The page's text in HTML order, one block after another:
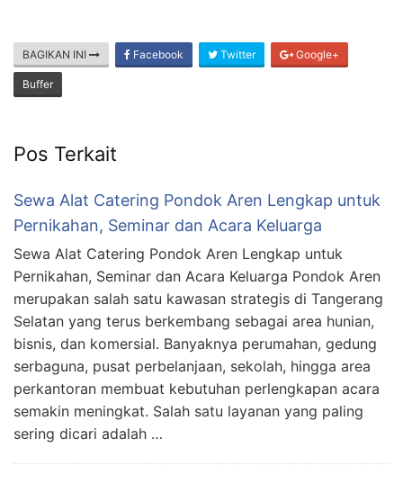
BAGIKAN INI Facebook Twitter Google+
Buffer
Pos Terkait
Sewa Alat Catering Pondok Aren Lengkap untuk
Pernikahan, Seminar dan Acara Keluarga
Sewa Alat Catering Pondok Aren Lengkap untuk
Pernikahan, Seminar dan Acara Keluarga Pondok Aren
merupakan salah satu kawasan strategis di Tangerang
Selatan yang terus berkembang sebagai area hunian,
bisnis, dan komersial. Banyaknya perumahan, gedung
serbaguna, pusat perbelanjaan, sekolah, hingga area
perkantoran membuat kebutuhan perlengkapan acara
semakin meningkat. Salah satu layanan yang paling
sering dicari adalah …